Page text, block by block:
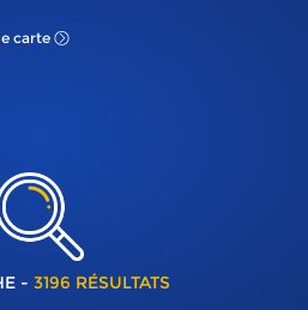
carte
- 3196 RÉSULTATS